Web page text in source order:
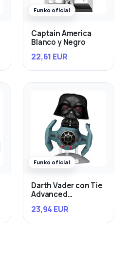
Funko oficial
Captain America
Blanco y Negro
22,61 EUR
Funko oficial
Darth Vader con Tie
Advanced
23,94 EUR